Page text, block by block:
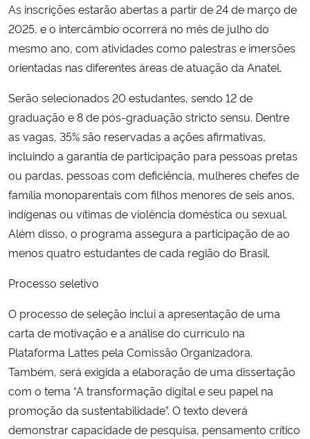
Planalto
As inscrições estarão abertas a partir de 24 de março de
2025, e o intercâmbio ocorrerá no mês de julho do
mesmo ano, com atividades como palestras e imersões
orientadas nas diferentes áreas de atuação da Anatel.
Serão selecionados 20 estudantes, sendo 12 de
graduação e 8 de pós-graduação stricto sensu. Dentre
as vagas, 35% são reservadas a ações afirmativas,
incluindo a garantia de participação para pessoas pretas
ou pardas, pessoas com deficiência, mulheres chefes de
família monoparentais com filhos menores de seis anos,
indígenas ou vítimas de violência doméstica ou sexual.
Além disso, o programa assegura a participação de ao
menos quatro estudantes de cada região do Brasil.
Processo seletivo
O processo de seleção inclui a apresentação de uma
carta de motivação e a análise do currículo na
Plataforma Lattes pela Comissão Organizadora.
Também, será exigida a elaboração de uma dissertação
com o tema “A transformação digital e seu papel na
promoção da sustentabilidade”. O texto deverá
demonstrar capacidade de pesquisa, pensamento crítico